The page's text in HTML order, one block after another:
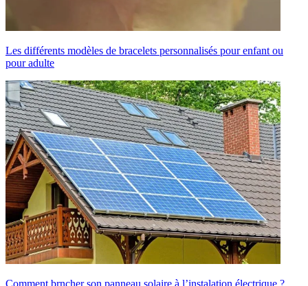
Les différents modèles de bracelets personnalisés pour enfant ou
pour adulte